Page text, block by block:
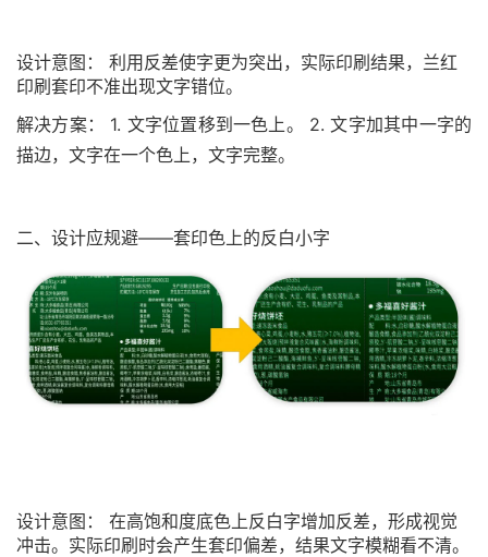
设计意图： 利用反差使字更为突出，实际印刷结果，兰红
印刷套印不准出现文字错位。
解决方案： 1. 文字位置移到一色上。 2. 文字加其中一字的
描边，文字在一个色上，文字完整。
二、设计应规避——套印色上的反白小字
设计意图： 在高饱和度底色上反白字增加反差，形成视觉
冲击。实际印刷时会产生套印偏差，结果文字模糊看不清。